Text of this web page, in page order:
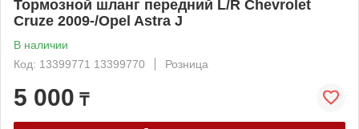
Тормозной шланг передний L/R Chevrolet
Cruze 2009-/Opel Astra J
В наличии
Код: 13399771 13399770
Розница
5 000 ₸